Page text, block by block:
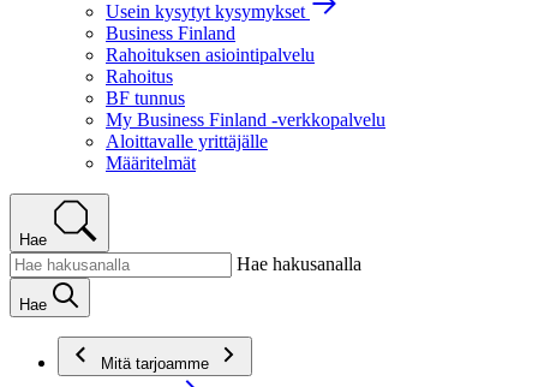
Usein kysytyt kysymykset
Business Finland
Rahoituksen asiointipalvelu
Rahoitus
BF tunnus
My Business Finland -verkkopalvelu
Aloittavalle yrittäjälle
Määritelmät
Hae
Hae hakusanalla
Hae
Mitä tarjoamme